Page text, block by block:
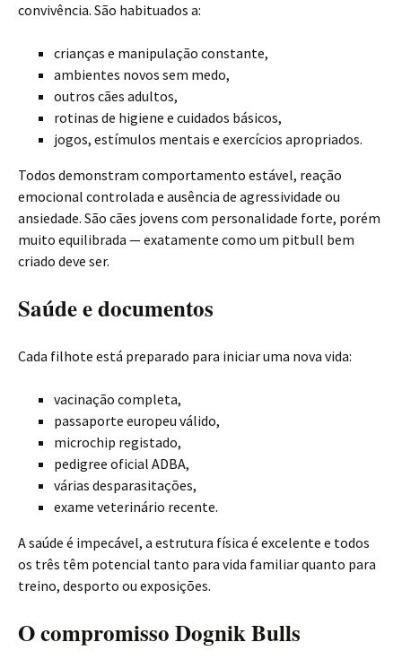
convivência. São habituados a:
crianças e manipulação constante,
ambientes novos sem medo,
outros cães adultos,
rotinas de higiene e cuidados básicos,
jogos, estímulos mentais e exercícios apropriados.
Todos demonstram comportamento estável, reação
emocional controlada e ausência de agressividade ou
ansiedade. São cães jovens com personalidade forte, porém
muito equilibrada — exatamente como um pitbull bem
criado deve ser.
Saúde e documentos
Cada filhote está preparado para iniciar uma nova vida:
vacinação completa,
passaporte europeu válido,
microchip registado,
pedigree oficial ADBA,
várias desparasitações,
exame veterinário recente.
A saúde é impecável, a estrutura física é excelente e todos
os três têm potencial tanto para vida familiar quanto para
treino, desporto ou exposições.
O compromisso Dognik Bulls